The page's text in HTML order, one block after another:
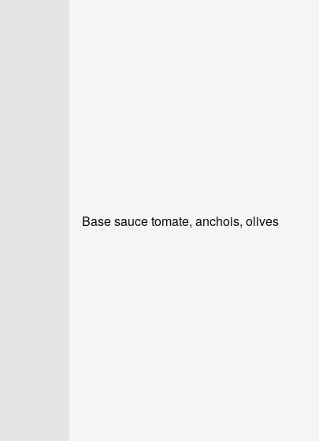
Base sauce tomate, anchois, olives